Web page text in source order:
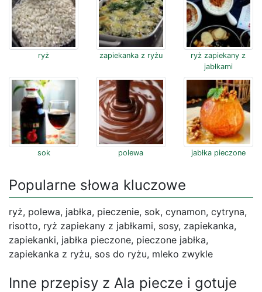
ryż zapiekanka z ryżu
ryż zapiekany z
jabłkami
sok polewa jabłka pieczone
Popularne słowa kluczowe
ryż, polewa, jabłka, pieczenie, sok, cynamon, cytryna,
risotto, ryż zapiekany z jabłkami, sosy, zapiekanka,
zapiekanki, jabłka pieczone, pieczone jabłka,
zapiekanka z ryżu, sos do ryżu, mleko zwykle
Inne przepisy z Ala piecze i gotuje